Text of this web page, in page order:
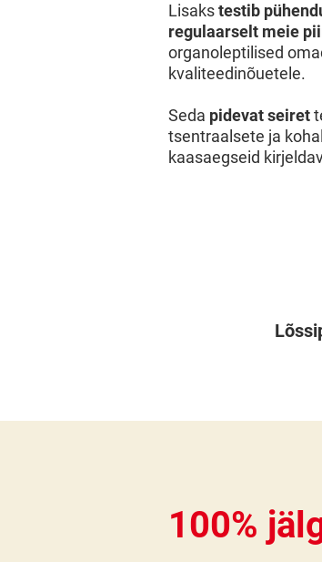
Lisakstestib
regulaarselt meie
organoleptilised
kvaliteedinõuetele.
Seda pidevat seiret
tsentraalsete ja
kaasaegseid
100%